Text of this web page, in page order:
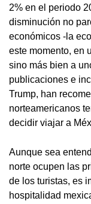
2% en el periodo
disminución no
económicos -la
este momento, en
sino más bien a
publicaciones e
Trump, han
norteamericanos
decidir viajar a
Aunque sea
norte ocupen las
de los turistas, es
hospitalidad